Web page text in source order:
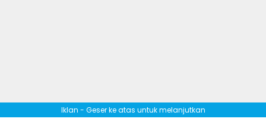
Iklan - Geser ke atas untuk melanjutkan